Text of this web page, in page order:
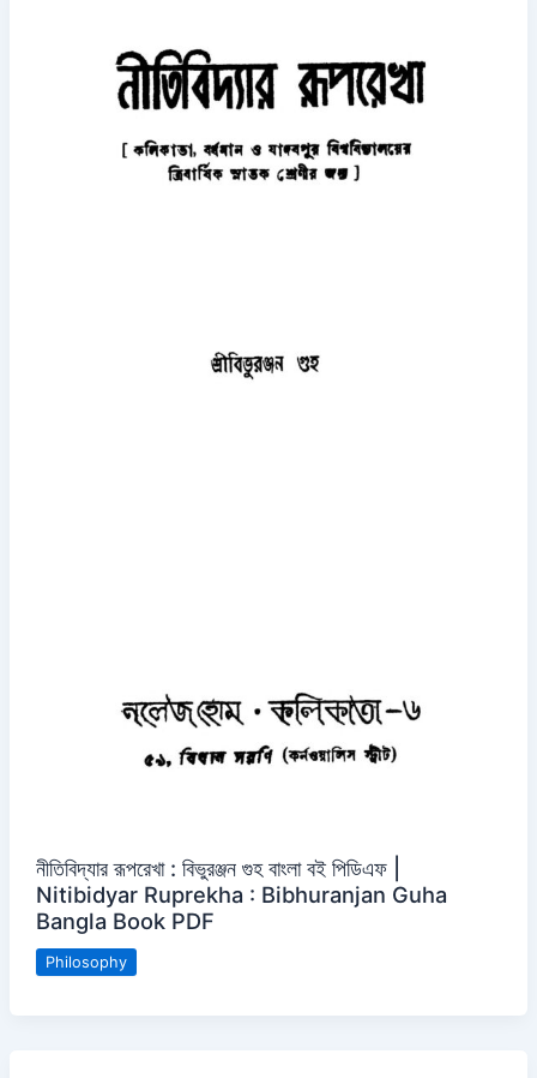
নীতিবিদ্যার রূপরেখা : বিভুরঞ্জন গুহ বাংলা বই পিডিএফ |
Nitibidyar Ruprekha : Bibhuranjan Guha
Bangla Book PDF
Philosophy